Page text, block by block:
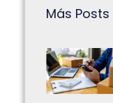
Más Posts